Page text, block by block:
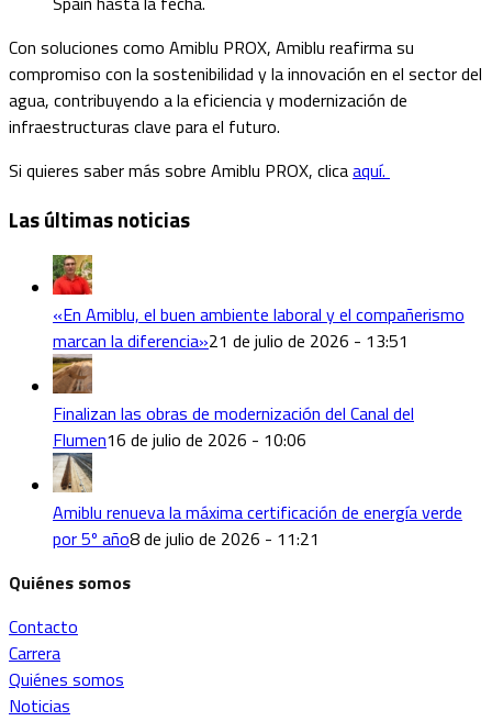
Con soluciones como Amiblu PROX, Amiblu reafirma su
compromiso con la sostenibilidad y la innovación en el sector del
agua, contribuyendo a la eficiencia y modernización de
infraestructuras clave para el futuro.
Si quieres saber más sobre Amiblu PROX, clicaaquí.
Las últimas noticias
«En Amiblu, el buen ambiente laboral y el compañerismo
marcan la diferencia»21 de julio de 2026 - 13:51
Finalizan las obras de modernización del Canal del
Flumen16 de julio de 2026 - 10:06
Amiblu renueva la máxima certificación de energía verde
por 5º año8 de julio de 2026 - 11:21
Quiénes somos
Contacto
Carrera
Quiénes somos
Noticias